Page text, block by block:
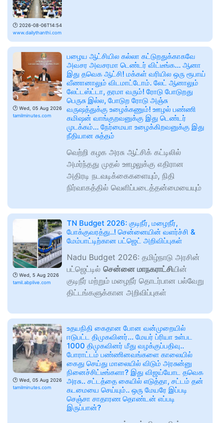
🕑 2026-08-06T14:54
www.dailythanthi.com
🕑 Wed, 05 Aug 2026
tamilminutes.com
பழைய ஆட்சியில கல்லா கட்டுறதுக்காகவே
அவசர அவசரமா டெண்டர் விட்டீங்க… ஆனா
இது தவெக ஆட்சி! மக்கள் வரியில ஒரு ரூபாய்
வீணானாலும் விடமாட்டோம். லேட் ஆனாலும்
லேட்டஸ்ட்டா, தரமா வரும்! ரோடு போடுறது
பெருசு இல்ல, போடுற ரோடு அஞ்சு
வருஷத்துக்கு உழைக்கணும்! ஊழல் பண்ணி
கமிஷன் வாங்குறவனுக்கு இது டெண்டர்
முடக்கம்… நேர்மையா உழைக்கிறவனுக்கு இது
நீதியான சுத்தம்
வெற்றி கழக அரசு ஆட்சிக் கட்டிலில்
அமர்ந்தது முதல் ஊழலுக்கு எதிரான
அதிரடி நடவடிக்கைகளையும், நிதி
நிர்வாகத்தில் வெளிப்படைத்தன்மையையும்
🕑 Wed, 5 Aug 2026
tamil.abplive.com
TN Budget 2026: குடிநீர், மழைநீர்,
போக்குவரத்து..! சென்னையின் வளர்ச்சி &
மேம்பாட்டிற்கான பட்ஜெட் அறிவிப்புகள்
Nadu Budget 2026: தமிழ்நாடு அரசின்
பட்ஜெட்டில் சென்னை மாநகராட்சியின்
குடிநீர் மற்றும் மழைநீர் தொடர்பான பல்வேறு
திட்டங்களுக்கான அறிவிப்புகள்
🕑 Wed, 05 Aug 2026
tamilminutes.com
உதயநிதி கைதான போன வன்முறையில்
ஈடுபட்ட திமுகவினர்… மேயர் ப்ரியா உள்பட
1000 திமுகவினர் மீது வழக்குப்பதிவு..
போராட்டம் பண்ணினவங்களை காலையில்
கைது செய்து மாலையில் விடும் அரசுன்னு
நினைச்சிட்டீங்களா? இது விஜய்யோட தவெக
அரசு.. சட்டத்தை கையில் எடுத்தா, சட்டம் தன்
கடமையை செய்யும்.. ஒரு மேயரே இப்படி
செஞ்சா சாதாரண தொண்டன் எப்படி
இருப்பான்?